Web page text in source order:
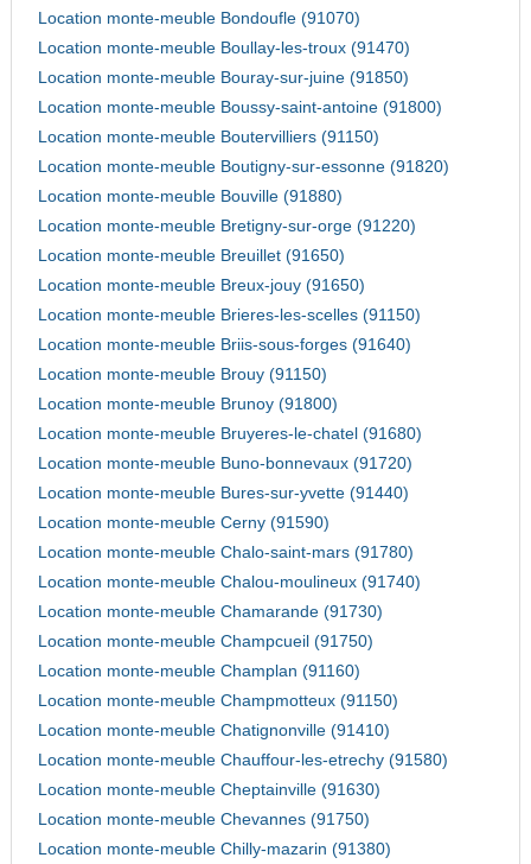
Location monte-meuble Bondoufle (91070)
Location monte-meuble Boullay-les-troux (91470)
Location monte-meuble Bouray-sur-juine (91850)
Location monte-meuble Boussy-saint-antoine (91800)
Location monte-meuble Boutervilliers (91150)
Location monte-meuble Boutigny-sur-essonne (91820)
Location monte-meuble Bouville (91880)
Location monte-meuble Bretigny-sur-orge (91220)
Location monte-meuble Breuillet (91650)
Location monte-meuble Breux-jouy (91650)
Location monte-meuble Brieres-les-scelles (91150)
Location monte-meuble Briis-sous-forges (91640)
Location monte-meuble Brouy (91150)
Location monte-meuble Brunoy (91800)
Location monte-meuble Bruyeres-le-chatel (91680)
Location monte-meuble Buno-bonnevaux (91720)
Location monte-meuble Bures-sur-yvette (91440)
Location monte-meuble Cerny (91590)
Location monte-meuble Chalo-saint-mars (91780)
Location monte-meuble Chalou-moulineux (91740)
Location monte-meuble Chamarande (91730)
Location monte-meuble Champcueil (91750)
Location monte-meuble Champlan (91160)
Location monte-meuble Champmotteux (91150)
Location monte-meuble Chatignonville (91410)
Location monte-meuble Chauffour-les-etrechy (91580)
Location monte-meuble Cheptainville (91630)
Location monte-meuble Chevannes (91750)
Location monte-meuble Chilly-mazarin (91380)